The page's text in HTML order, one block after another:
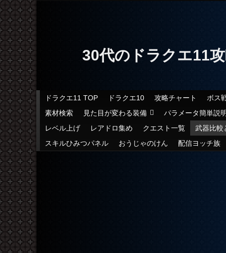
30代のドラクエ11
メインメニュー
メインコンテンツへ移動
サブコンテンツへ移動
ドラクエ11 TOP ドラクエ10 攻略チャート
ボス
素材検索
見た目が変わる装備
パラメータ簡単説
レベル上げ
レアドロ集め クエスト一覧
武器比較
スキルひみつパネル
おうじゃのけん 配信ヨッチ族